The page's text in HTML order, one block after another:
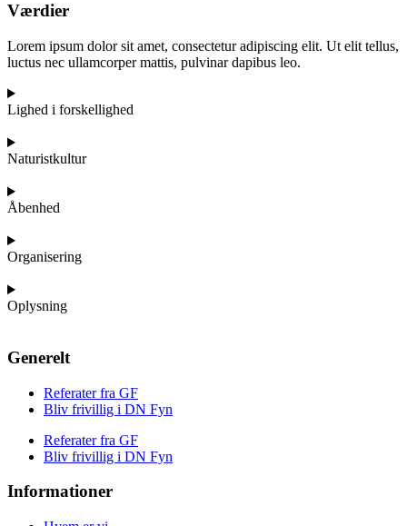
Værdier
Lorem ipsum dolor sit amet, consectetur adipiscing elit. Ut elit tellus,
luctus nec ullamcorper mattis, pulvinar dapibus leo.
Lighed i forskellighed
Naturistkultur
Åbenhed
Organisering
Oplysning
Generelt
Referater fra GF
Bliv frivillig i DN Fyn
Referater fra GF
Bliv frivillig i DN Fyn
Informationer